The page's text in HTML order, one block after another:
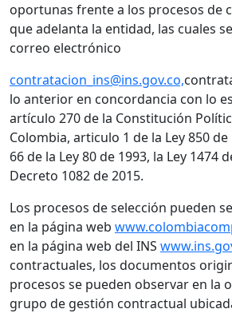
oportunas frente a los procesos de
que adelanta la entidad, las cuales
correo electrónico
contratacion_ins@ins.gov.co,
lo anterior en concordancia con lo
artículo 270 de la Constitución
Colombia, articulo 1 de la Ley 850
66 de la Ley 80 de 1993, la Ley 1474
Decreto 1082 de 2015.
Los procesos de selección pueden
en la página web
en la página web del INS
contractuales, los documentos
procesos se pueden observar en la
grupo de gestión contractual